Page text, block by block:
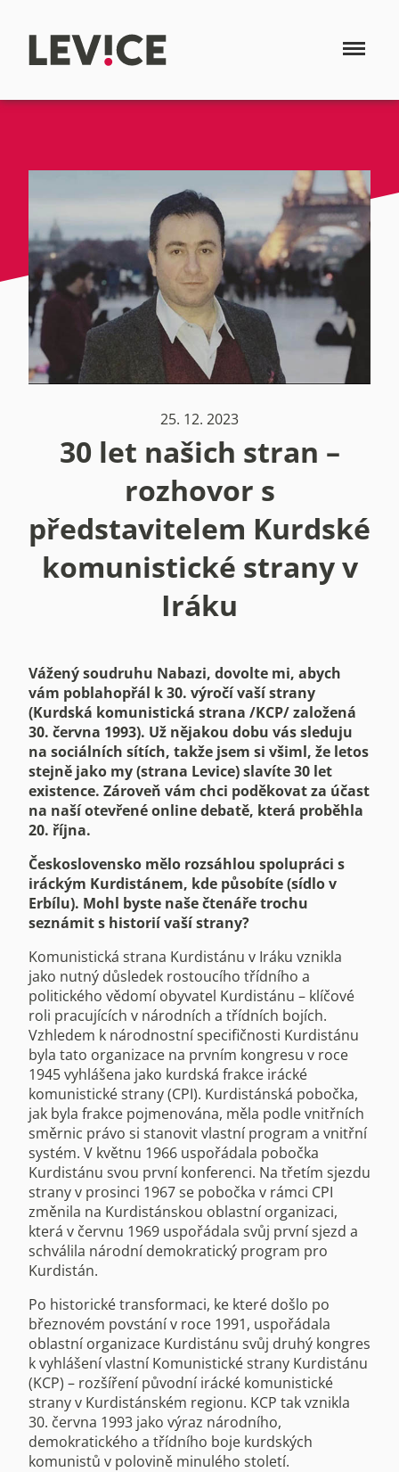
25. 12. 2023
30 let našich stran –
rozhovor s
představitelem Kurdské
komunistické strany v
Iráku
Vážený soudruhu Nabazi, dovolte mi, abych
vám poblahopřál k 30. výročí vaší strany
(Kurdská komunistická strana /KCP/ založená
30. června 1993). Už nějakou dobu vás sleduju
na sociálních sítích, takže jsem si všiml, že letos
stejně jako my (strana Levice) slavíte 30 let
existence. Zároveň vám chci poděkovat za účast
na naší otevřené online debatě, která proběhla
20. října.
Československo mělo rozsáhlou spolupráci s
iráckým Kurdistánem, kde působíte (sídlo v
Erbílu). Mohl byste naše čtenáře trochu
seznámit s historií vaší strany?
Komunistická strana Kurdistánu v Iráku vznikla
jako nutný důsledek rostoucího třídního a
politického vědomí obyvatel Kurdistánu – klíčové
roli pracujících v národních a třídních bojích.
Vzhledem k národnostní specifičnosti Kurdistánu
byla tato organizace na prvním kongresu v roce
1945 vyhlášena jako kurdská frakce irácké
komunistické strany (CPI). Kurdistánská pobočka,
jak byla frakce pojmenována, měla podle vnitřních
směrnic právo si stanovit vlastní program a vnitřní
systém. V květnu 1966 uspořádala pobočka
Kurdistánu svou první konferenci. Na třetím sjezdu
strany v prosinci 1967 se pobočka v rámci CPI
změnila na Kurdistánskou oblastní organizaci,
která v červnu 1969 uspořádala svůj první sjezd a
schválila národní demokratický program pro
Kurdistán.
Po historické transformaci, ke které došlo po
březnovém povstání v roce 1991, uspořádala
oblastní organizace Kurdistánu svůj druhý kongres
k vyhlášení vlastní Komunistické strany Kurdistánu
(KCP) – rozšíření původní irácké komunistické
strany v Kurdistánském regionu. KCP tak vznikla
30. června 1993 jako výraz národního,
demokratického a třídního boje kurdských
komunistů v polovině minulého století.